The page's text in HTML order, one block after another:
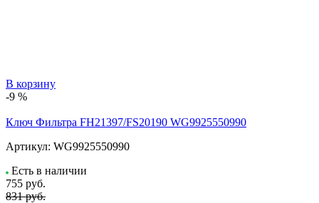
В корзину
-9 %
Ключ Фильтра FH21397/FS20190 WG9925550990
Артикул: WG9925550990
Есть в наличии
755 руб.
831 руб.